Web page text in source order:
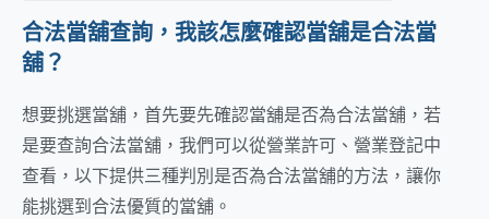
合法當舖查詢，我該怎麼確認當舖是合法當
舖？
想要挑選當舖，首先要先確認當舖是否為合法當舖，若
是要查詢合法當舖，我們可以從營業許可、營業登記中
查看，以下提供三種判別是否為合法當舖的方法，讓你
能挑選到合法優質的當舖。